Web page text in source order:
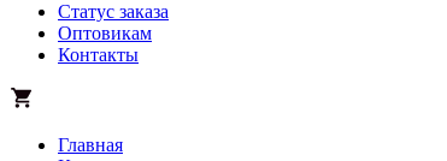
Статус заказа
Оптовикам
Контакты
Главная